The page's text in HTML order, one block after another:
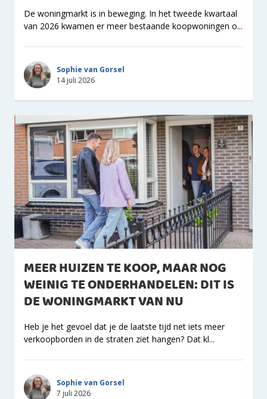
De woningmarkt is in beweging. In het tweede kwartaal
van 2026 kwamen er meer bestaande koopwoningen o...
Sophie van Gorsel
14 juli 2026
MEER HUIZEN TE KOOP, MAAR NOG
WEINIG TE ONDERHANDELEN: DIT IS
DE WONINGMARKT VAN NU
Heb je het gevoel dat je de laatste tijd net iets meer
verkoopborden in de straten ziet hangen? Dat kl...
Sophie van Gorsel
7 juli 2026